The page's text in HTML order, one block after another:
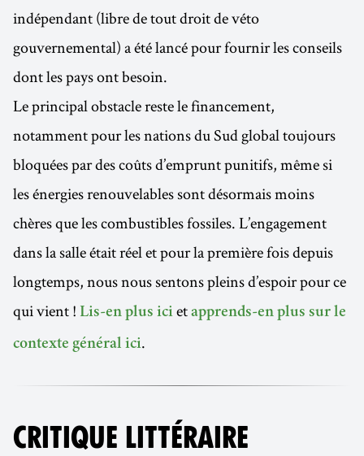
indépendant (libre de tout droit de véto
gouvernemental) a été lancé pour fournir les conseils
dont les pays ont besoin.
Le principal obstacle reste le financement,
notamment pour les nations du Sud global toujours
bloquées par des coûts d’emprunt punitifs, même si
les énergies renouvelables sont désormais moins
chères que les combustibles fossiles. L’engagement
dans la salle était réel et pour la première fois depuis
longtemps, nous nous sentons pleins d’espoir pour ce
qui vient ! Lis-en plus ici et apprends-en plus sur le
contexte général ici.
CRITIQUE LITTÉRAIRE